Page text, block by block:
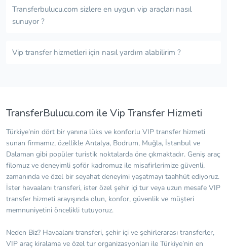
Transferbulucu.com sizlere en uygun vip araçları nasıl
sunuyor ?
Vip transfer hizmetleri için nasıl yardım alabilirim ?
TransferBulucu.com ile Vip Transfer Hizmeti
Türkiye’nin dört bir yanına lüks ve konforlu VIP transfer hizmeti
sunan firmamız, özellikle Antalya, Bodrum, Muğla, İstanbul ve
Dalaman gibi popüler turistik noktalarda öne çıkmaktadır. Geniş araç
filomuz ve deneyimli şoför kadromuz ile misafirlerimize güvenli,
zamanında ve özel bir seyahat deneyimi yaşatmayı taahhüt ediyoruz.
İster havaalanı transferi, ister özel şehir içi tur veya uzun mesafe VIP
transfer hizmeti arayışında olun, konfor, güvenlik ve müşteri
memnuniyetini öncelikli tutuyoruz.
Neden Biz? Havaalanı transferi, şehir içi ve şehirlerarası transferler,
VIP araç kiralama ve özel tur organizasyonları ile Türkiye’nin en